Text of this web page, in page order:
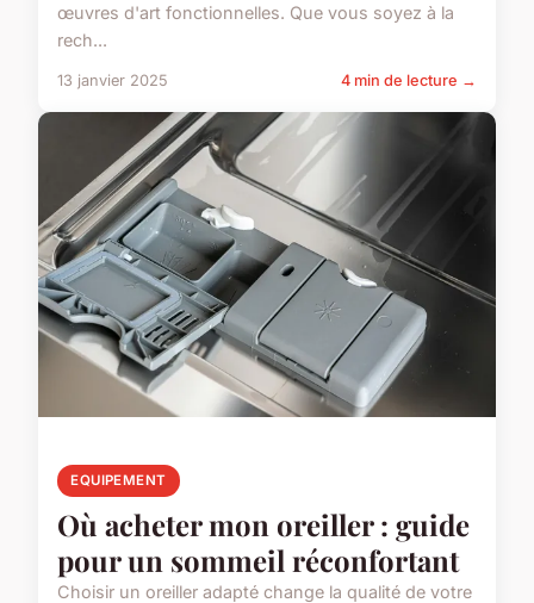
œuvres d'art fonctionnelles. Que vous soyez à la
rech...
13 janvier 2025 4 min de lecture →
EQUIPEMENT
Où acheter mon oreiller : guide
pour un sommeil réconfortant
Choisir un oreiller adapté change la qualité de votre